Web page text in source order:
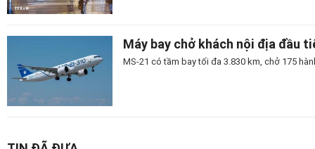
Máy bay chở khách nội địa đầu
MS-21 có tầm bay tối đa 3.830 km, chở 175